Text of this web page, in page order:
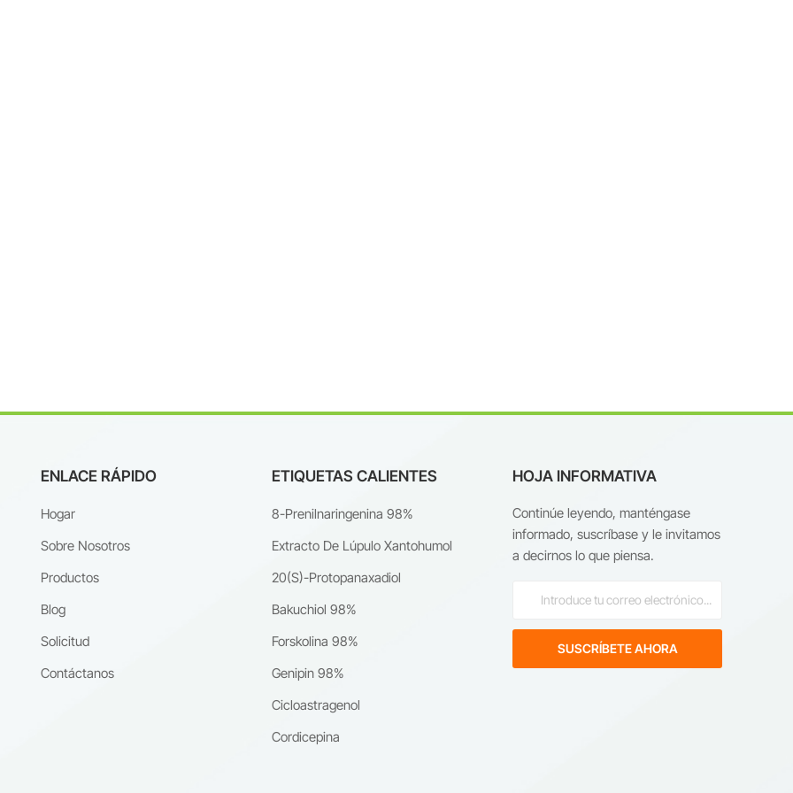
ENLACE RÁPIDO
Hogar
Sobre Nosotros
Productos
Blog
Solicitud
Contáctanos
ETIQUETAS CALIENTES
8-Prenilnaringenina 98%
Extracto De Lúpulo Xantohumol
20(S)-Protopanaxadiol
Bakuchiol 98%
Forskolina 98%
Genipin 98%
Cicloastragenol
Cordicepina
HOJA INFORMATIVA
Continúe leyendo, manténgase
informado, suscríbase y le invitamos
a decirnos lo que piensa.